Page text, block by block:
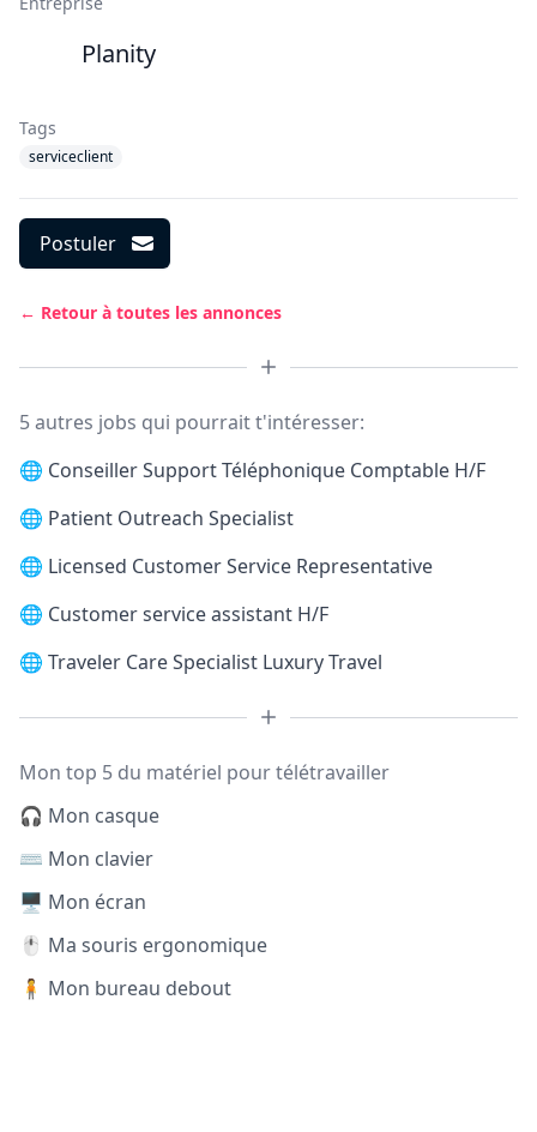
Planity
Tags
serviceclient
Postuler
← Retour à toutes les annonces
5 autres jobs qui pourrait t'intéresser:
🌐 Conseiller Support Téléphonique Comptable H/F
🌐 Patient Outreach Specialist
🌐 Licensed Customer Service Representative
🌐 Customer service assistant H/F
🌐 Traveler Care Specialist Luxury Travel
Mon top 5 du matériel pour télétravailler
🎧 Mon casque
⌨️ Mon clavier
🖥️ Mon écran
🖱️ Ma souris ergonomique
🧍 Mon bureau debout